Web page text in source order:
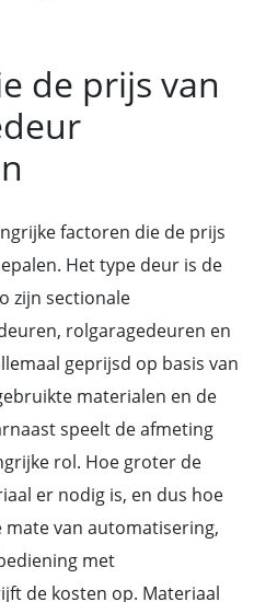
de prijs van
factoren die de prijs
Het type deur is de
zijn sectionale
rolgaragedeuren en
geprijsd op basis van
materialen en de
speelt de afmeting
rol. Hoe groter de
er nodig is, en dus hoe
mate van automatisering,
met
de kosten op. Materiaal